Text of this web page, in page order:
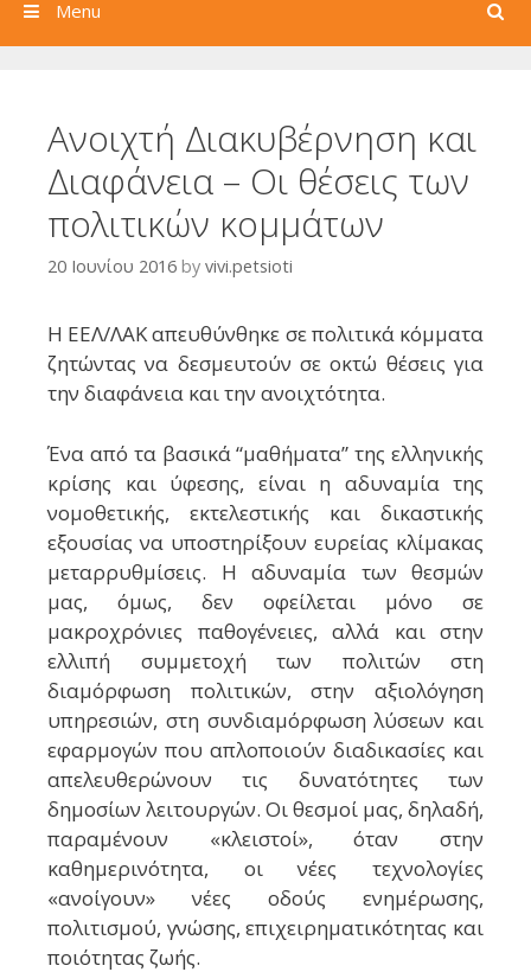
Search
Menu
Ανοιχτή Διακυβέρνηση και
Διαφάνεια – Οι θέσεις των
πολιτικών κομμάτων
20 Ιουνίου 2016 by vivi.petsioti
H ΕΕΛ/ΛΑΚ απευθύνθηκε σε πολιτικά κόμματα
ζητώντας να δεσμευτούν σε οκτώ θέσεις για
την διαφάνεια και την ανοιχτότητα.
Ένα από τα βασικά “μαθήματα” της ελληνικής
κρίσης και ύφεσης, είναι η αδυναμία της
νομοθετικής, εκτελεστικής και δικαστικής
εξουσίας να υποστηρίξουν ευρείας κλίμακας
μεταρρυθμίσεις. Η αδυναμία των θεσμών
μας, όμως, δεν οφείλεται μόνο σε
μακροχρόνιες παθογένειες, αλλά και στην
ελλιπή συμμετοχή των πολιτών στη
διαμόρφωση πολιτικών, στην αξιολόγηση
υπηρεσιών, στη συνδιαμόρφωση λύσεων και
εφαρμογών που απλοποιούν διαδικασίες και
απελευθερώνουν τις δυνατότητες των
δημοσίων λειτουργών. Οι θεσμοί μας, δηλαδή,
παραμένουν «κλειστοί», όταν στην
καθημερινότητα, οι νέες τεχνολογίες
«ανοίγουν» νέες οδούς ενημέρωσης,
πολιτισμού, γνώσης, επιχειρηματικότητας και
ποιότητας ζωής.